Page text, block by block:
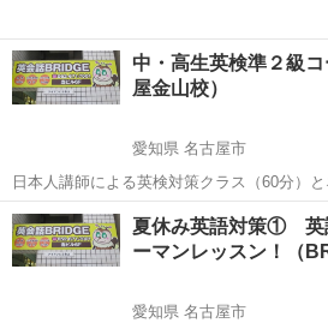
中・高生英検準２級
屋金山校）
愛知県 名古屋市
日本人講師による英検対策クラス（60分）と
話クラス（50分）途中10分間のリフレッシ
分間の充実クラスです。 集中力も伸びます
しや単語をしっかり学び、1...
愛知 名古屋市 英検
夏休み英語対策① 英
ーマンレッスン！
愛知県 名古屋市